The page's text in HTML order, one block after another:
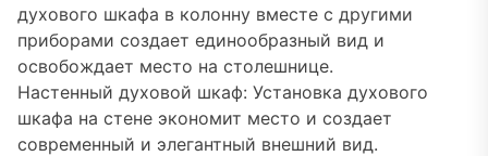
духового шкафа в колонну вместе с другими
приборами создает единообразный вид и
освобождает место на столешнице.
Настенный духовой шкаф: Установка духового
шкафа на стене экономит место и создает
современный и элегантный внешний вид.